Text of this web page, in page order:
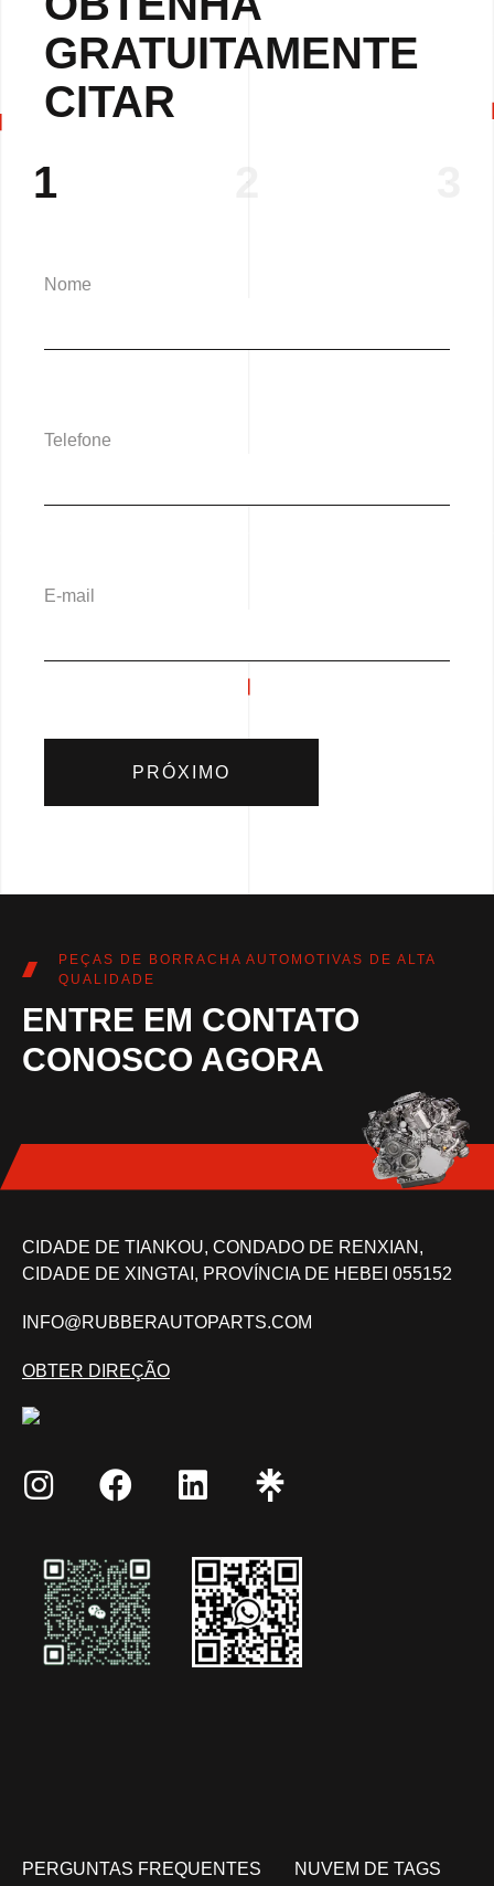
GRATUITAMENTE
CITAR
1
2 3
Nome
Telefone
E-mail
PRÓXIMO
PEÇAS DE BORRACHA AUTOMOTIVAS DE ALTA
QUALIDADE
ENTRE EM CONTATO
CONOSCO AGORA
CIDADE DE TIANKOU, CONDADO DE RENXIAN,
CIDADE DE XINGTAI, PROVÍNCIA DE HEBEI 055152
INFO@RUBBERAUTOPARTS.COM
OBTER DIREÇÃO
PERGUNTAS FREQUENTES NUVEM DE TAGS